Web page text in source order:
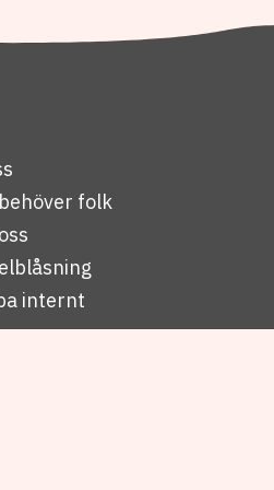
folk
internt